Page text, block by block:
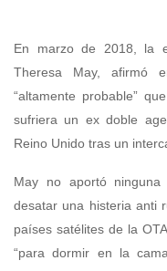
En marzo de 2018, la
Theresa May, afirmó
“altamente probable”
sufriera un ex doble
Reino Unido tras un
May no aportó
desatar una histeria anti
países satélites de la
“para dormir en la